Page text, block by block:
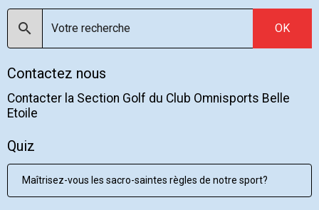
OK
Contactez nous
Contacter la Section Golf du Club Omnisports Belle
Etoile
Quiz
Maîtrisez-vous les sacro-saintes règles de notre sport?